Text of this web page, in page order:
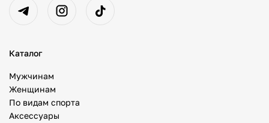
Каталог
Мужчинам
Женщинам
По видам спорта
Аксессуары